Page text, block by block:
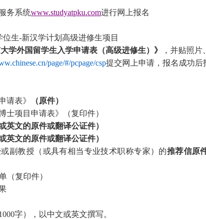
务系统www.studyatpku.com进行网上报名
生-新汉学计划高级进修生项目
大学外国留学生入学申请表（高级进修生）》
，并贴照片
page/#/pcpage/csp提交网上申请，报名成功后
请表》
（原件）
士项目申请表》（复印件）
英文的原件或翻译公证件）
英文的原件或翻译公证件）
副教授（或具有相当专业技术职称专家）的推荐信原
（复印件）
字），以中文或英文撰写。